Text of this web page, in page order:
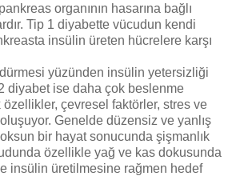
organının hasarına bağlı
Tip 1 diyabette vücudun kendi
insülin üreten hücrelere karşı
yüzünden insülin yetersizliği
diyabet ise daha çok beslenme
özellikler, çevresel faktörler, stres ve
Genelde düzensiz ve yanlış
bir hayat sonucunda şişmanlık
özellikle yağ ve kas dokusunda
insülin üretilmesine rağmen hedef